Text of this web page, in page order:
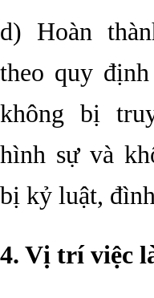
d) Hoàn
theo quy
không bị
hình sự và
bị kỷ luật,
4. Vị trí việc